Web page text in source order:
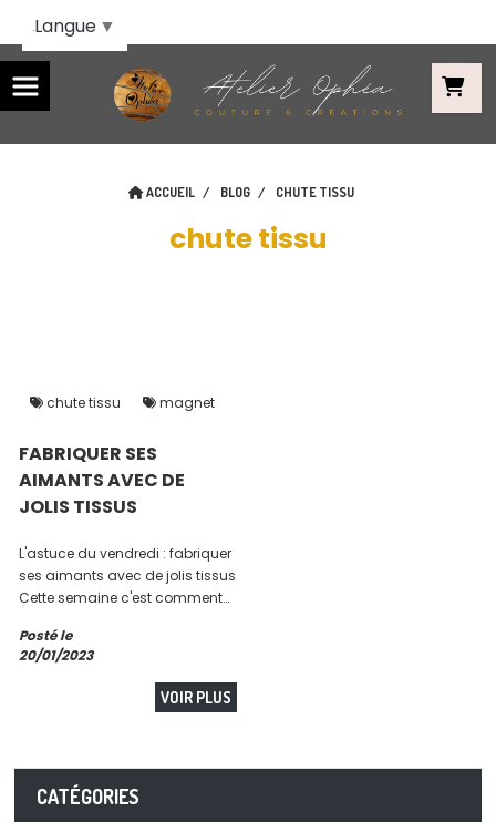
ACCUEIL BLOG CHUTE TISSU
chute tissu
FABRIQUER SES
AIMANTS AVEC DE
JOLIS TISSUS
L'astuce du vendredi : fabriquer
ses aimants avec de jolis tissus
Cette semaine c'est comment
avec ses micros chutes en
faisant des aimants stylés On
professionnelles pour faire des
Posté le
20/01/2023
VOIR PLUS
chute tissu magnet
CATÉGORIES
Langue ▼